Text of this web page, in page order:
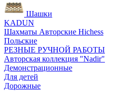
Шашки
KADUN
Шахматы Авторские Hichess
Польские
РЕЗНЫЕ РУЧНОЙ РАБОТЫ
Авторская коллекция "Nadir"
Демонстрационные
Для детей
Дорожные